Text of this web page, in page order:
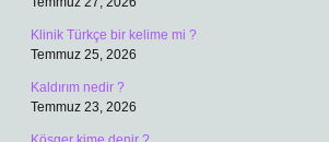
Klinik Türkçe bir kelime mi ?
Temmuz 25, 2026
Kaldırım nedir ?
Temmuz 23, 2026